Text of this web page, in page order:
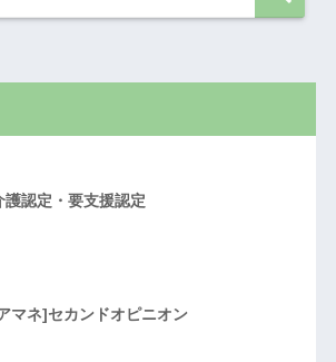
護認定・要支援認定
マネ]セカンドオピニオン